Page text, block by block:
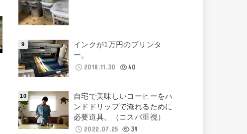
インクが1万円のプリンタ
ー。
2018.11.30
40
自宅で美味しいコーヒーをハ
ンドドリップで淹れるために
必要道具。（コスパ重視）
2022.07.25
39